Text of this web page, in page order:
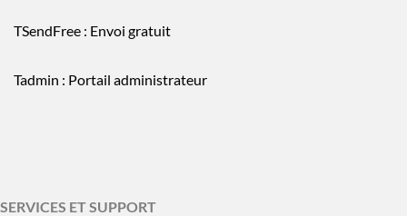
TSendFree : Envoi gratuit
Tadmin : Portail administrateur
SERVICES ET SUPPORT